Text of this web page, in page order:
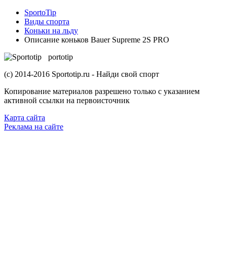
SportoTip
Виды спорта
Коньки на льду
Описание коньков Bauer Supreme 2S PRO
portotip
(с) 2014-2016 Sportotip.ru - Найди свой спорт
Копирование материалов разрешено только с указанием
активной ссылки на первоисточник
Карта сайта
Реклама на сайте